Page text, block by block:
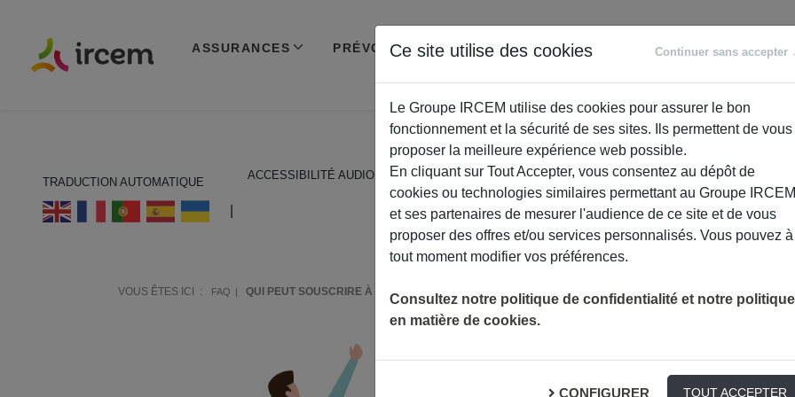
ASSURANCES PRÉVOYANCE RETRAITE
ACCOMPAGNEMENT
TRADUCTION AUTOMATIQUE
ACCESSIBILITÉ AUDIO
VOUS ÊTES ICI : FAQ QUI PEUT SOUSCRIRE À LA GARANTIE OBSÈQUES ?
Comment vous aider ?
Ce site utilise des cookies Continuer sans accepter
Le Groupe IRCEM utilise des cookies pour assurer le bon
fonctionnement et la sécurité de ses sites. Ils permettent de vous
proposer la meilleure expérience web possible.
En cliquant sur Tout Accepter, vous consentez au dépôt de
cookies ou technologies similaires permettant au Groupe IRCEM
et ses partenaires de mesurer l'audience de ce site et de vous
proposer des offres et/ou services personnalisés. Vous pouvez à
tout moment modifier vos préférences.
Consultez notre politique de confidentialité et notre politique
en matière de cookies.
CONFIGURER TOUT ACCEPTER